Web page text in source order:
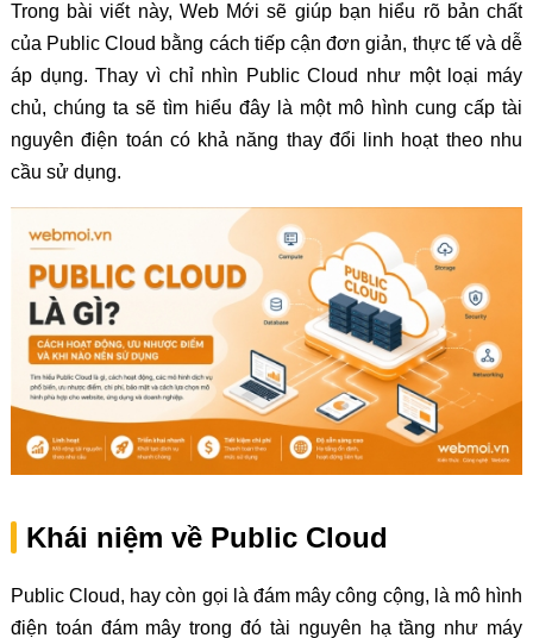
Trong bài viết này, Web Mới sẽ giúp bạn hiểu rõ bản chất
của Public Cloud bằng cách tiếp cận đơn giản, thực tế và dễ
áp dụng. Thay vì chỉ nhìn Public Cloud như một loại máy
chủ, chúng ta sẽ tìm hiểu đây là một mô hình cung cấp tài
nguyên điện toán có khả năng thay đổi linh hoạt theo nhu
cầu sử dụng.
Khái niệm về Public Cloud
Public Cloud, hay còn gọi là đám mây công cộng, là mô hình
điện toán đám mây trong đó tài nguyên hạ tầng như máy